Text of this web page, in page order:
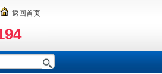
返回首页